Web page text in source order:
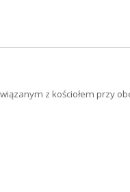
z kościołem przy